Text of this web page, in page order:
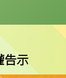
告示